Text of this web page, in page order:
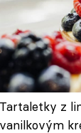
Tartaletky z
vanilkovým